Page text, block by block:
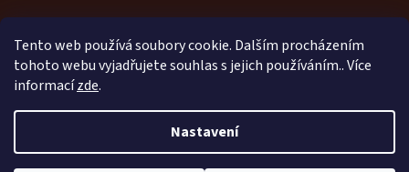
Tento web používá soubory cookie. Dalším procházením
tohoto webu vyjadřujete souhlas s jejich používáním.. Více
informacízde.
Nastavení
Nastavil tým EshopyUmíme.cz